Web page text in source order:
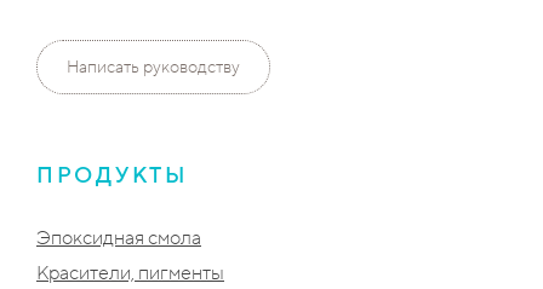
Написать руководству
ПРОДУКТЫ
Эпоксидная смола
Красители, пигменты